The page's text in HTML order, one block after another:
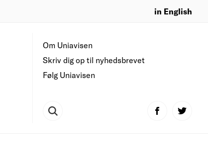
in English
Om Uniavisen
Skriv dig op til nyhedsbrevet
Følg Uniavisen